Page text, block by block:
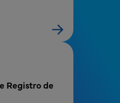
Registro de